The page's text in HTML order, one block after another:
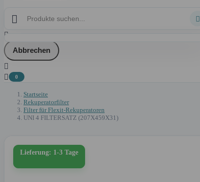



Abbrechen


0
Startseite
Rekuperatorfilter
Filter für Flexit-Rekuperatoren
UNI 4 FILTERSATZ (207X459X31)
Lieferung: 1-3 Tage